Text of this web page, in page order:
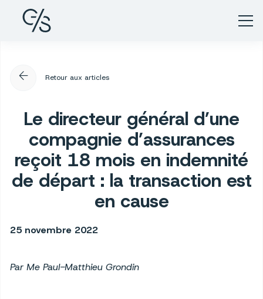
arrow_back Retour aux articles
Le directeur général d’une
compagnie d’assurances
reçoit 18 mois en indemnité
de départ : la transaction est
en cause
25 novembre 2022
Par Me Paul-Matthieu Grondin